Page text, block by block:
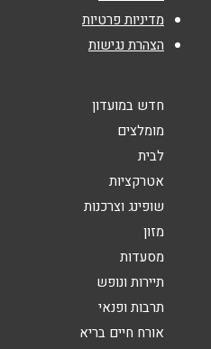
הודעה*
מדיניות פרטיות
הצהרת נגישות
חדש במועדון
מומלצים
לבית
אטרקציות
שופינג וצרכנות
מזון
מסעדות
תיירות ונופש
תרבות ופנאי
אורח חיים בריא